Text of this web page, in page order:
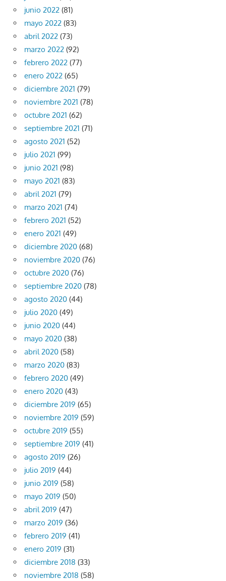
junio 2022 (81)
mayo 2022 (83)
abril 2022 (73)
marzo 2022 (92)
febrero 2022 (77)
enero 2022 (65)
diciembre 2021 (79)
noviembre 2021 (78)
octubre 2021 (62)
septiembre 2021 (71)
agosto 2021 (52)
julio 2021 (99)
junio 2021 (98)
mayo 2021 (83)
abril 2021 (79)
marzo 2021 (74)
febrero 2021 (52)
enero 2021 (49)
diciembre 2020 (68)
noviembre 2020 (76)
octubre 2020 (76)
septiembre 2020 (78)
agosto 2020 (44)
julio 2020 (49)
junio 2020 (44)
mayo 2020 (38)
abril 2020 (58)
marzo 2020 (83)
febrero 2020 (49)
enero 2020 (43)
diciembre 2019 (65)
noviembre 2019 (59)
octubre 2019 (55)
septiembre 2019 (41)
agosto 2019 (26)
julio 2019 (44)
junio 2019 (58)
mayo 2019 (50)
abril 2019 (47)
marzo 2019 (36)
febrero 2019 (41)
enero 2019 (31)
diciembre 2018 (33)
noviembre 2018 (58)